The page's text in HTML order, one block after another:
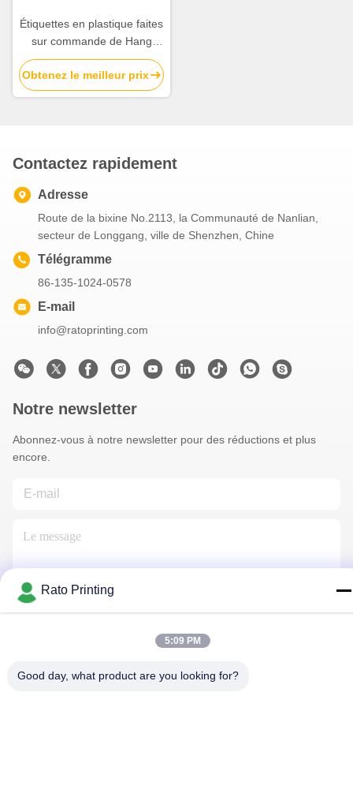
Étiquettes en plastique faites
sur commande de Hang
Tags Brand Name Swing
pour la double ficelle
d'extrémités de vêtements
Obtenez le meilleur prix
Contactez rapidement
Adresse
Route de la bixine No.2113, la Communauté de Nanlian,
secteur de Longgang, ville de Shenzhen, Chine
Télégramme
86-135-1024-0578
E-mail
info@ratoprinting.com
Notre newsletter
Abonnez-vous à notre newsletter pour des réductions et plus
encore.
Rato Printing
5:09 PM
Good day, what product are you looking for?